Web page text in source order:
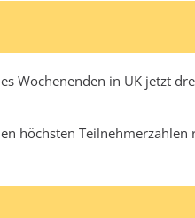
Wochenenden in UK jetzt
höchsten Teilnehmerzahlen